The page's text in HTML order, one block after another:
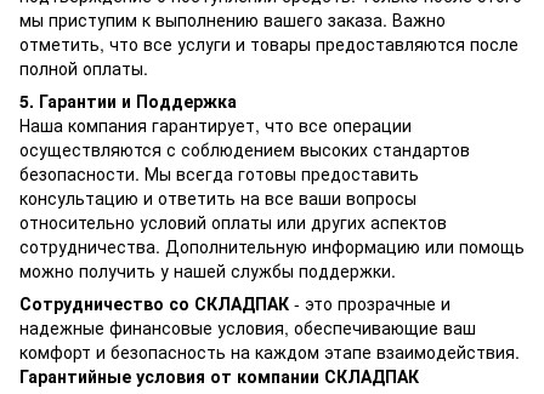
мы приступим к выполнению вашего заказа. Важно
отметить, что все услуги и товары предоставляются после
полной оплаты.
5. Гарантии и Поддержка
Наша компания гарантирует, что все операции
осуществляются с соблюдением высоких стандартов
безопасности. Мы всегда готовы предоставить
консультацию и ответить на все ваши вопросы
относительно условий оплаты или других аспектов
сотрудничества. Дополнительную информацию или помощь
можно получить у нашей службы поддержки.
Сотрудничество со СКЛАДПАК - это прозрачные и
надежные финансовые условия, обеспечивающие ваш
комфорт и безопасность на каждом этапе взаимодействия.
Гарантийные условия от компании СКЛАДПАК